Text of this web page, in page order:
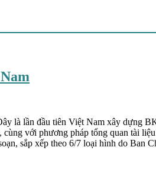
là lần đầu tiên Việt Nam xây dựng
với phương pháp tổng quan tài
sắp xếp theo 6/7 loại hình do